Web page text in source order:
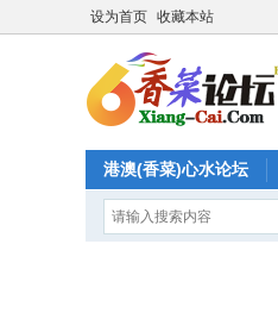
设为首页 收藏本站
港澳(香菜)心水论坛